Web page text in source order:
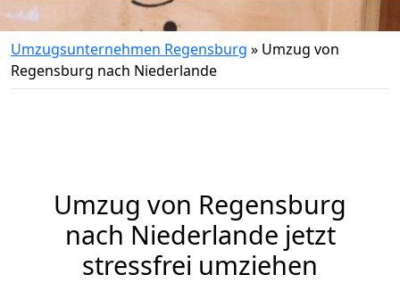
Umzugsunternehmen Regensburg » Umzug von
Regensburg nach Niederlande
Umzug von Regensburg
nach Niederlande jetzt
stressfrei umziehen